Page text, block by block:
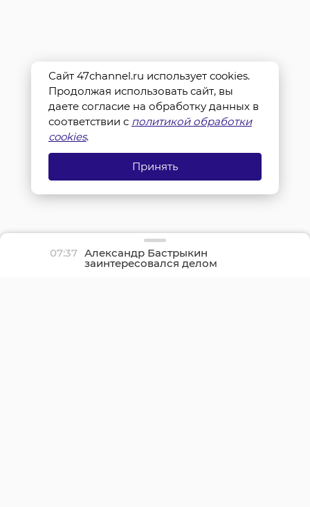
07:37 Александр Бастрыкин
заинтересовался делом
о нерасселении
Сайт 47channel.ru использует cookies.
Продолжая использовать сайт, вы
даете согласие на обработку данных в
соответствии с политикой обработки
cookies.
Принять